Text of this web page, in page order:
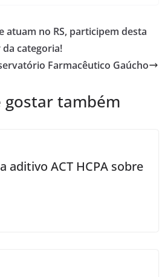
atuam no RS, participem desta
da categoria!
Farmacêutico Gaúcho
gostar também
aditivo ACT HCPA sobre